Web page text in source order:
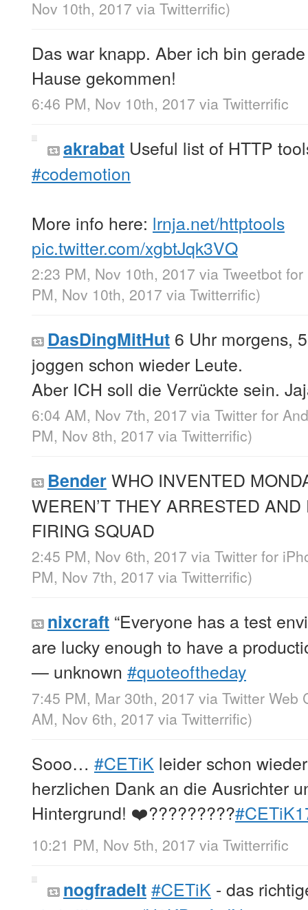
Nov 10th, 2017 via Twitterrific)
Das war knapp. Aber ich bin
Hause gekommen!
6:46 PM, Nov 10th, 2017 via Twitterrific
akrabat Useful list of HTTP
#codemotion
More info here: lrnja.net/httptools
pic.twitter.com/xgbtJqk3VQ
2:23 PM, Nov 10th, 2017 via Tweetbot
PM, Nov 10th, 2017 via Twitterrific)
DasDingMitHut 6 Uhr morgens,
joggen schon wieder Leute.
Aber ICH soll die Verrückte sein.
6:04 AM, Nov 7th, 2017 via Twitter for
PM, Nov 8th, 2017 via Twitterrific)
BenderWHO INVENTED
WEREN’T THEY ARRESTED
FIRING SQUAD
2:45 PM, Nov 6th, 2017 via Twitter for
PM, Nov 7th, 2017 via Twitterrific)
nixcraft “Everyone has a test
are lucky enough to have a
— unknown #quoteoftheday
7:45 PM, Mar 30th, 2017 via Twitter Web
AM, Nov 6th, 2017 via Twitterrific)
Sooo… #CETiK leider schon
herzlichen Dank an die Ausrichter
Hintergrund! ❤️?????????
10:21 PM, Nov 5th, 2017 via Twitterrific
nogfradelt#CETiK - das